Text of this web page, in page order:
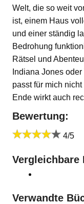
Welt, die so weit
ist, einem Haus
und einer ständig
Bedrohung
Rätsel und
Indiana Jones
passt für mich
Ende wirkt auch
Bewertung:
4/5
Vergleichbare
Verwandte